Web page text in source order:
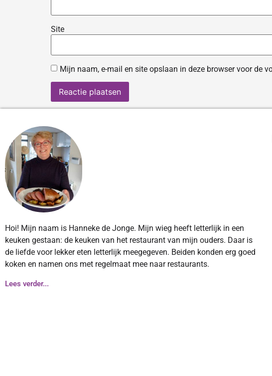
Site
Mijn naam, e-mail en site opslaan in deze browser voor de
Hoi! Mijn naam is Hanneke de Jonge. Mijn wieg heeft letterlijk in een
keuken gestaan: de keuken van het restaurant van mijn ouders. Daar is
de liefde voor lekker eten letterlijk meegegeven. Beiden konden erg goed
koken en namen ons met regelmaat mee naar restaurants.
Lees verder...